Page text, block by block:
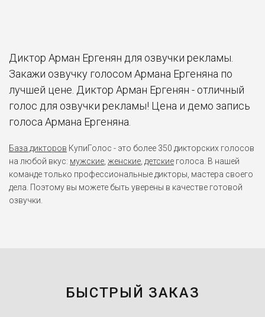
Диктор Арман Ергенян для озвучки рекламы.
Закажи озвучку голосом Армана Ергеняна по
лучшей цене. Диктор Арман Ергенян - отличный
голос для озвучки рекламы! Цена и демо запись
голоса Армана Ергеняна.
База дикторов КупиГолос - это более 350 дикторских голосов
на любой вкус: мужские женские детские голоса. В нашей
команде только профессиональные дикторы, мастера своего
дела. Поэтому вы можете быть уверены в качестве готовой
озвучки.
БЫСТРЫЙ ЗАКАЗ